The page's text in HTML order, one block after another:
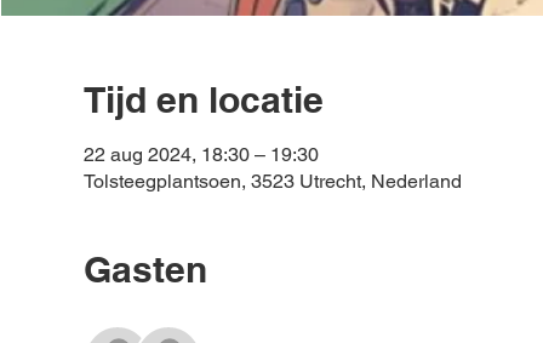
Tijd en locatie
22 aug 2024, 18:30 – 19:30
Tolsteegplantsoen, 3523 Utrecht, Nederland
Gasten